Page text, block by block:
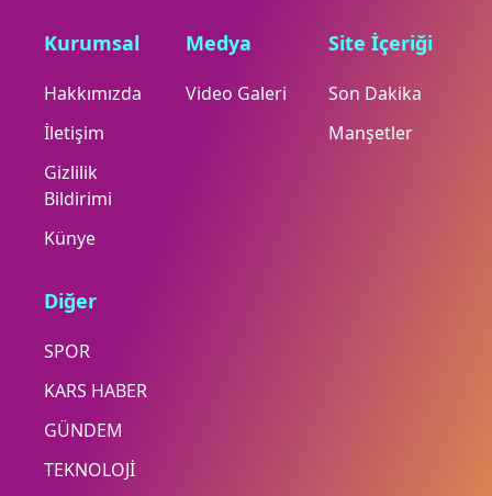
Kurumsal
Hakkımızda
İletişim
Gizlilik
Bildirimi
Künye
Medya
Video Galeri
Site İçeriği
Son Dakika
Manşetler
Diğer
SPOR
KARS HABER
GÜNDEM
TEKNOLOJİ